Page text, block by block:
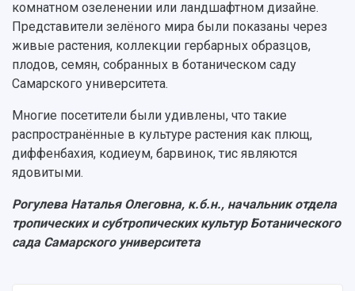
комнатном озеленении или ландшафтном дизайне.
Представители зелёного мира были показаны через
живые растения, коллекции гербарных образцов,
плодов, семян, собранных в ботаническом саду
Самарского университета.
Многие посетители были удивлены, что такие
распространённые в культуре растения как плющ,
диффенбахия, кодиеум, барвинок, тис являются
ядовитыми.
Рогулева Наталья Олеговна, к.б.н., начальник отдела
тропических и субтропических культур Ботанического
сада Самарского университета